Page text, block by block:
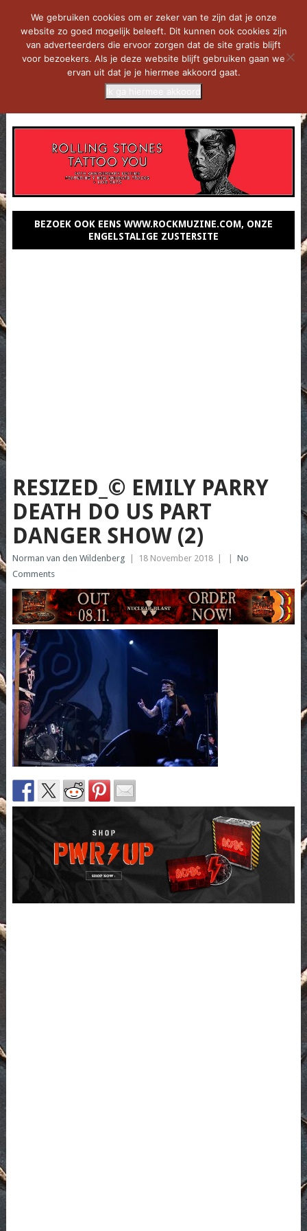
BEZOEK OOK EENS WWW.ROCKMUZINE.COM, ONZE
ENGELSTALIGE ZUSTERSITE
RESIZED_© EMILY PARRY
DEATH DO US PART
DANGER SHOW (2)
Norman van den Wildenberg 18 November 2018
No
Comments
We gebruiken cookies om er zeker van te zijn dat je onze
website zo goed mogelijk beleeft. Dit kunnen ook cookies zijn
van adverteerders die ervoor zorgen dat de site gratis blijft
voor bezoekers. Als je deze website blijft gebruiken gaan we
ervan uit dat je je hiermee akkoord gaat.
Ik ga hiermee akkoord